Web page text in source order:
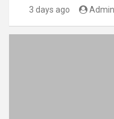
3 days ago Admin